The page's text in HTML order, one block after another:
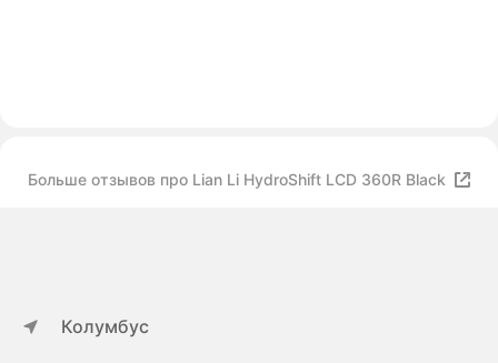
Больше отзывов про Lian Li HydroShift LCD 360R Black
Колумбус